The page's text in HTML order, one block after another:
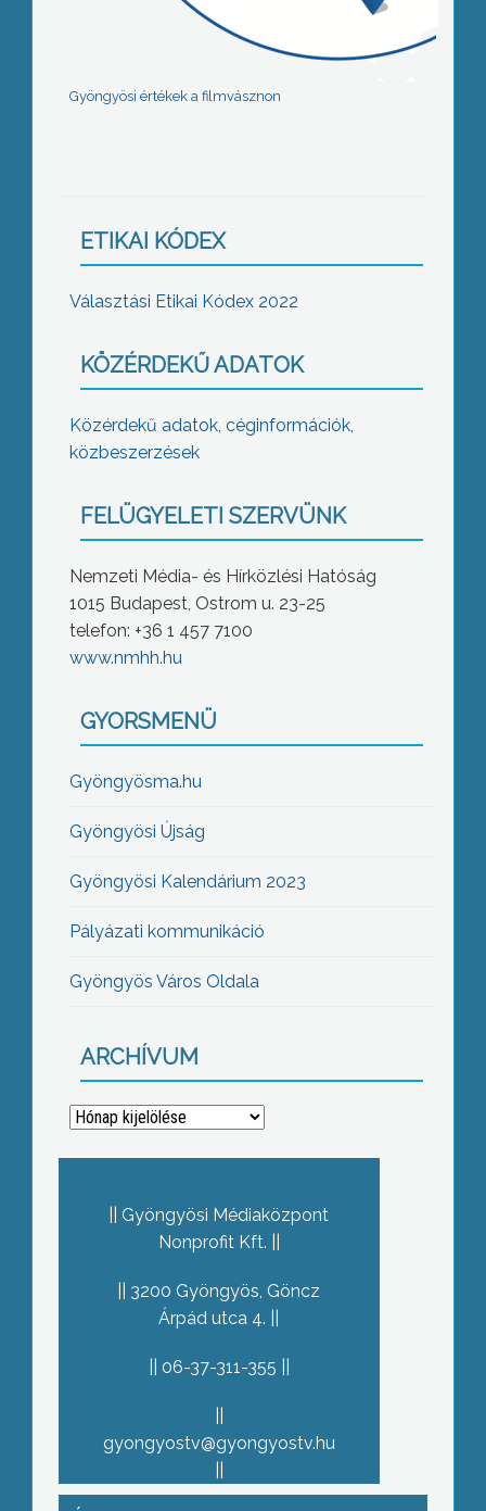
Gyöngyösi értékek a filmvásznon
ETIKAI KÓDEX
Választási Etikai Kódex 2022
KÖZÉRDEKŰ ADATOK
Közérdekű adatok, céginformációk,
közbeszerzések
FELÜGYELETI SZERVÜNK
Nemzeti Média- és Hírközlési Hatóság
1015 Budapest, Ostrom u. 23-25
telefon: +36 1 457 7100
www.nmhh.hu
GYORSMENÜ
Gyöngyösma.hu
Gyöngyösi Újság
Gyöngyösi Kalendárium 2023
Pályázati kommunikáció
Gyöngyös Város Oldala
ARCHÍVUM
Archívum
Gyöngyösi Médiaközpont
Nonprofit Kft.
3200 Gyöngyös, Göncz
Árpád utca 4.
06-37-311-355
gyongyostv@gyongyostv.hu